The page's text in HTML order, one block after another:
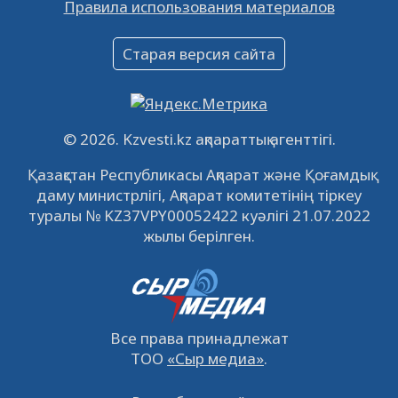
16.12.2022 61021
Объявление
09.12.2022
Свободные рабочие места
встречу с инвесторами в Кызылорде 22
ноября
21.11.2022 14929 0
© 2026. Kzvesti.kz ақпараттық агенттігі.
Қазақстан Республикасы Ақпарат және Қоғамдық
даму министрлігі, Ақпарат комитетінің тіркеу
туралы № KZ37VPY00052422 куәлігі 21.07.2022
жылы берілген.
Все права принадлежат
ТОО «Сыр медиа».
Правила использования материалов
Старая версия сайта